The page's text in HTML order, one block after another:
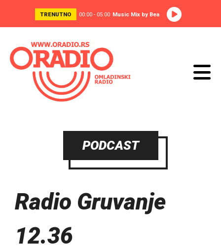
TRENUTNO 00:00 - 05:00 Music Mix by Bea
PODCAST
Radio Gruvanje
12.36